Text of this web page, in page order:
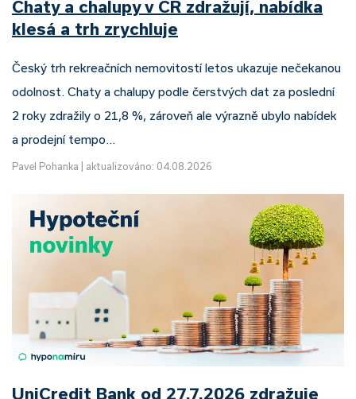
Chaty a chalupy v ČR zdražují, nabídka
klesá a trh zrychluje
Český trh rekreačních nemovitostí letos ukazuje nečekanou
odolnost. Chaty a chalupy podle čerstvých dat za poslední
2 roky zdražily o 21,8 %, zároveň ale výrazně ubylo nabídek
a prodejní tempo…
Pavel Pohanka aktualizováno: 04.08.2026
UniCredit Bank od 27.7.2026 zdražuje